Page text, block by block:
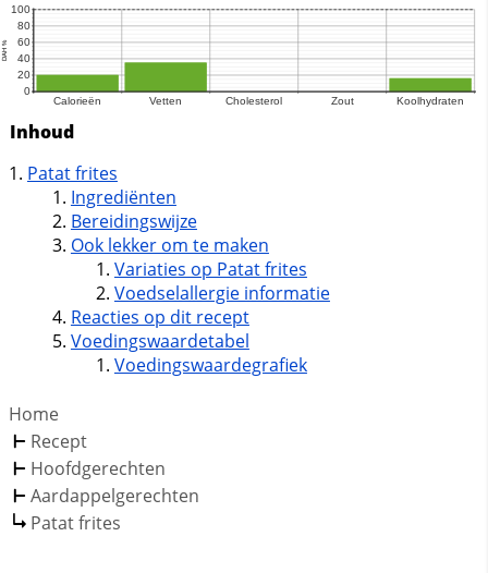
Inhoud
Patat frites
Ingrediënten
Bereidingswijze
Ook lekker om te maken
Variaties op Patat frites
Voedselallergie informatie
Reacties op dit recept
Voedingswaardetabel
Voedingswaardegrafiek
Home
Recept
Hoofdgerechten
Aardappelgerechten
Patat frites